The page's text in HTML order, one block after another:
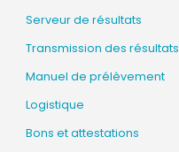
Serveur de résultats
Transmission des résultats
Manuel de prélèvement
Logistique
Bons et attestations